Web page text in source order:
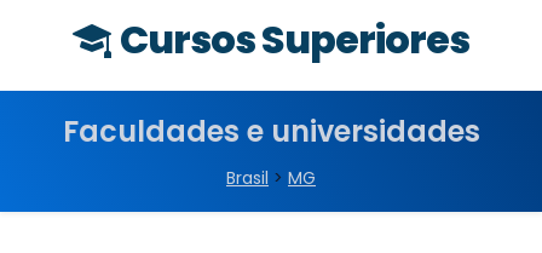
Cursos Superiores
Faculdades e universidades
Brasil > MG